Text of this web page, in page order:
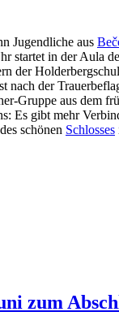
Jugendliche aus
startet in der Aula
der
nach der
Gruppe aus dem
Es gibt mehr
schönen Schlosses
zum